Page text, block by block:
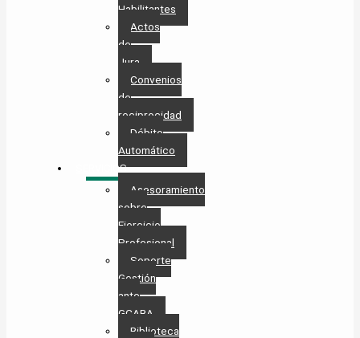
Habilitantes
Actos
de
Jura
Convenios
de
reciprocidad
Débito
Automático
SERVICIOS
Asesoramiento
sobre
Ejercicio
Profesional
Soporte
Gestión
ante
GCABA
Biblioteca